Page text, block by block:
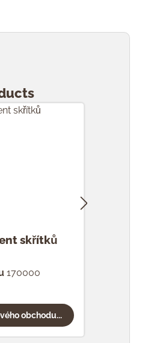
skřítků
170000
obchodu...